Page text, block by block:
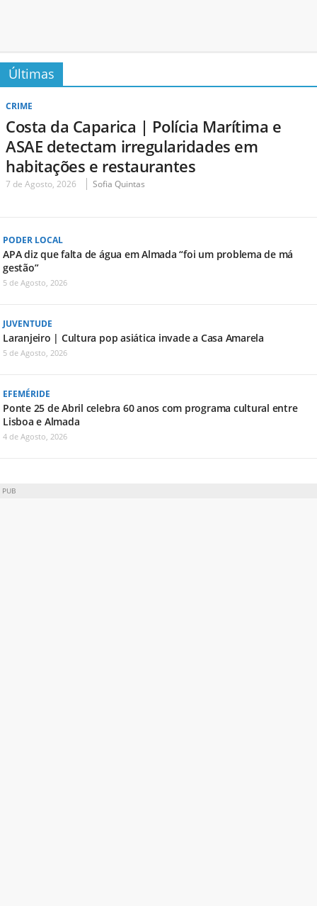
Últimas
CRIME
Costa da Caparica | Polícia Marítima e
ASAE detectam irregularidades em
habitações e restaurantes
7 de Agosto, 2026 Sofia Quintas
PODER LOCAL
APA diz que falta de água em Almada “foi um problema de má
gestão”
5 de Agosto, 2026
JUVENTUDE
Laranjeiro | Cultura pop asiática invade a Casa Amarela
5 de Agosto, 2026
EFEMÉRIDE
Ponte 25 de Abril celebra 60 anos com programa cultural entre
Lisboa e Almada
4 de Agosto, 2026
PUB